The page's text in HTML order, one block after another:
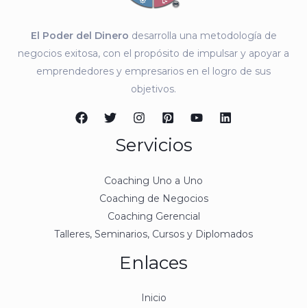
El Poder del Dinero desarrolla una metodología de
negocios exitosa, con el propósito de impulsar y apoyar a
emprendedores y empresarios en el logro de sus
objetivos.
Servicios
Coaching Uno a Uno
Coaching de Negocios
Coaching Gerencial
Talleres, Seminarios, Cursos y Diplomados
Enlaces
Inicio